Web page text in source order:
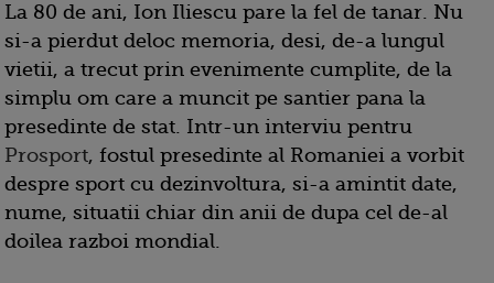
La 80 de ani, Ion Iliescu pare la fel de tanar. Nu
si-a pierdut deloc memoria, desi, de-a lungul
vietii, a trecut prin evenimente cumplite, de la
simplu om care a muncit pe santier pana la
presedinte de stat. Intr-un interviu pentru
Prosport, fostul presedinte al Romaniei a vorbit
despre sport cu dezinvoltura, si-a amintit date,
nume, situatii chiar din anii de dupa cel de-al
doilea razboi mondial.